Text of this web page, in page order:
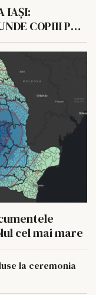
IAȘI:
COPIII POT
cel mai mare
la ceremonia